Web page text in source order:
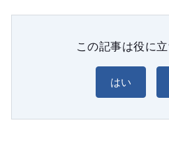
この記事は役に
はい